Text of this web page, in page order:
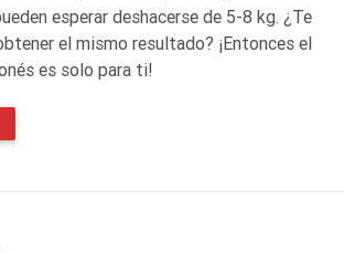
esperar deshacerse de 5-8 kg. ¿Te
el mismo resultado? ¡Entonces el
es solo para ti!